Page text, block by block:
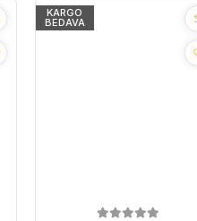
KARGO
BEDAVA